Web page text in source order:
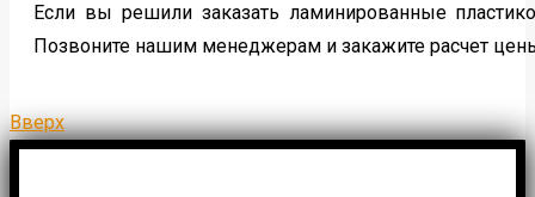
Если вы решили заказать ламинированные
Позвоните нашим менеджерам и закажите расчет
Вверх